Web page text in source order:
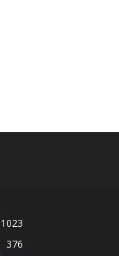
1023
376